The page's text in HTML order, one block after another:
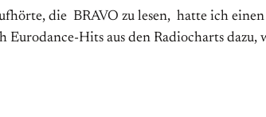
die BRAVO zu lesen, hatte ich
Eurodance-Hits aus den Radiocharts